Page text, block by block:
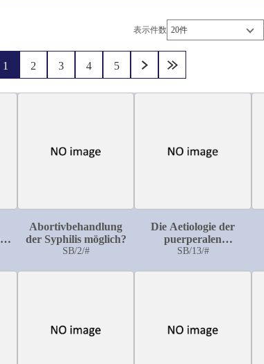
表示件数
1 2 3 4 5
Abortivbehandlung
der Syphilis möglich?
SB/2/#
Die Aetiologie der
puerperalen
Blasencatarrhe
SB/13/#